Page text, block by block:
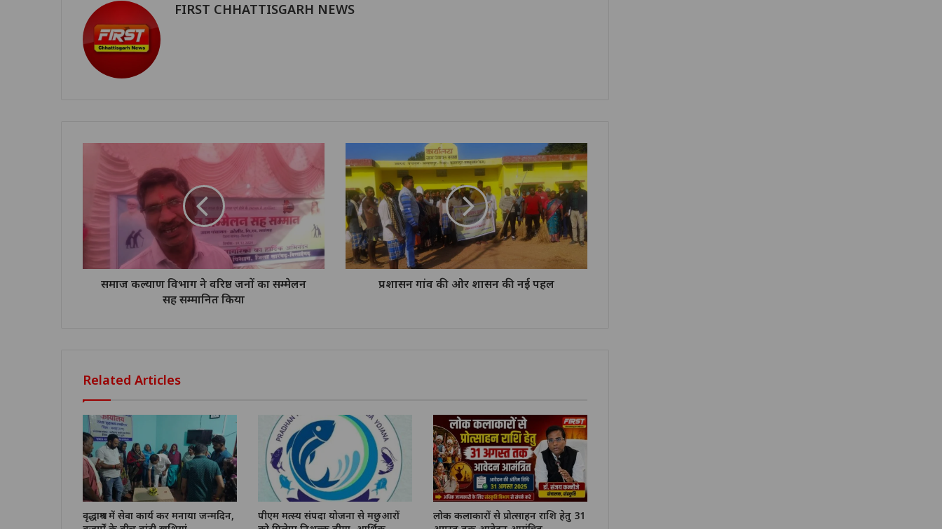
FIRST CHHATTISGARH NEWS
समाज कल्याण विभाग ने वरिष्ठ जनों का सम्मेलन
सह सम्मानित किया
प्रशासन गांव की ओर शासन की नई पहल
Related Articles
वृद्धाश्रम में सेवा कार्य कर मनाया जन्मदिन,
पीएम मत्स्य संपदा योजना से मछुआरों
लोक कलाकारों से प्रोत्साहन राशि हेतु 31